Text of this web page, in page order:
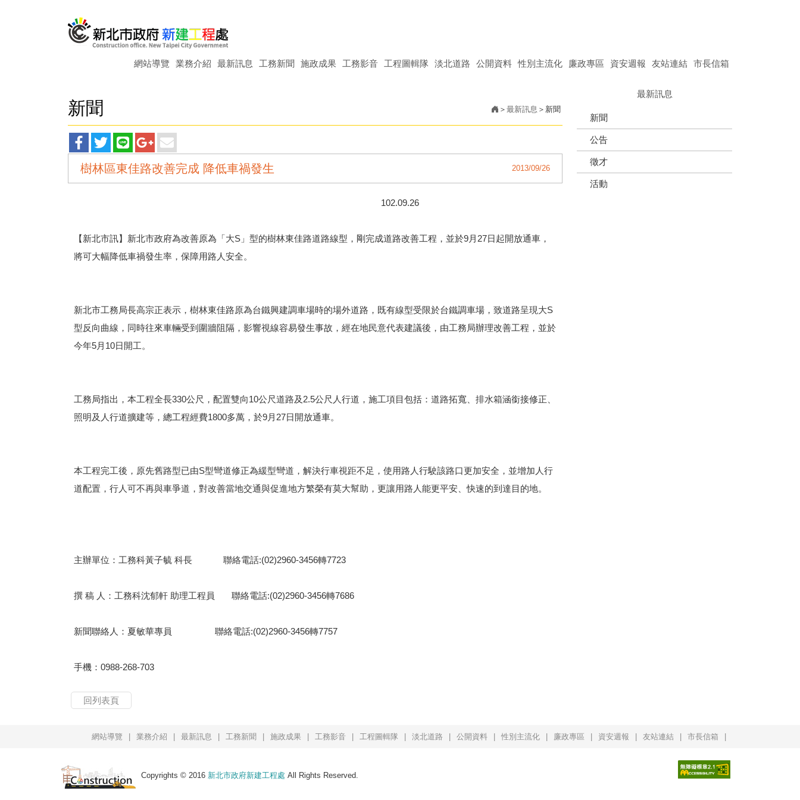
網站導覽 業務介紹 最新訊息 工務新聞 施政成果 工務影音 工程圖輯隊 淡北道路 公開資料 性別主流化 廉政專區 資安週報 友站連結 市長信箱
最新訊息 新聞
新聞
facebook
分
twitter
分
line
分
googleplus
分
main
分
2013/09/26
樹林區東佳路改善完成 降低車禍發生
102.09.26
【新北市訊】新北市政府為改善原為「大S」型的樹林東佳路道路線型，剛完成道路改善工程，並於9月27日起開放通車，
將可大幅降低車禍發生率，保障用路人安全。
新北市工務局長高宗正表示，樹林東佳路原為台鐵興建調車場時的場外道路，既有線型受限於台鐵調車場，致道路呈現大S
型反向曲線，同時往來車輛受到圍牆阻隔，影響視線容易發生事故，經在地民意代表建議後，由工務局辦理改善工程，並於
今年5月10日開工。
工務局指出，本工程全長330公尺，配置雙向10公尺道路及2.5公尺人行道，施工項目包括：道路拓寬、排水箱涵銜接修正、
照明及人行道擴建等，總工程經費1800多萬，於9月27日開放通車。
本工程完工後，原先舊路型已由S型彎道修正為緩型彎道，解決行車視距不足，使用路人行駛該路口更加安全，並增加人行
道配置，行人可不再與車爭道，對改善當地交通與促進地方繁榮有莫大幫助，更讓用路人能更平安、快速的到達目的地。
主辦單位：工務科黃子毓 科長 聯絡電話:(02)2960-3456轉7723
撰 稿 人：工務科沈郁軒 助理工程員 聯絡電話:(02)2960-3456轉7686
新聞聯絡人：夏敏華專員 聯絡電話:(02)2960-3456轉7757
手機：0988-268-703
回列表頁
最新訊息
新聞
公告
徵才
活動
網站導覽 業務介紹 最新訊息 工務新聞 施政成果 工務影音 工程圖輯隊 淡北道路 公開資料 性別主流化 廉政專區 資安週報 友站連結 市長信箱
Copyrights © 2016 新北市政府新建工程處 All Rights Reserved.